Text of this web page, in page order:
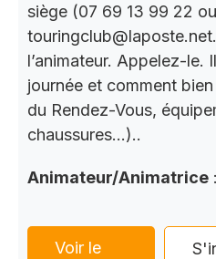
siège (07 69 13 99 22 ou
l’animateur. Appelez-le.
journée et comment
du Rendez-Vous,
chaussures…)..
Animateur/Animatrice
Voir le